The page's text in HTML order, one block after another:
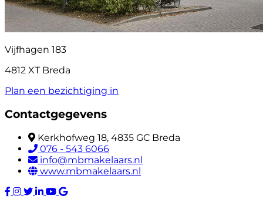
Vijfhagen 183
4812 XT Breda
Plan een bezichtiging in
Contactgegevens
Kerkhofweg 18, 4835 GC Breda
076 - 543 6066
info@mbmakelaars.nl
www.mbmakelaars.nl